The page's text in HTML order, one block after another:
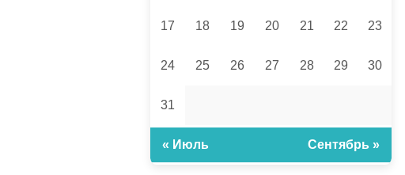
17 18 19 20 21 22 23
24 25 26 27 28 29 30
31
« Июль Сентябрь »